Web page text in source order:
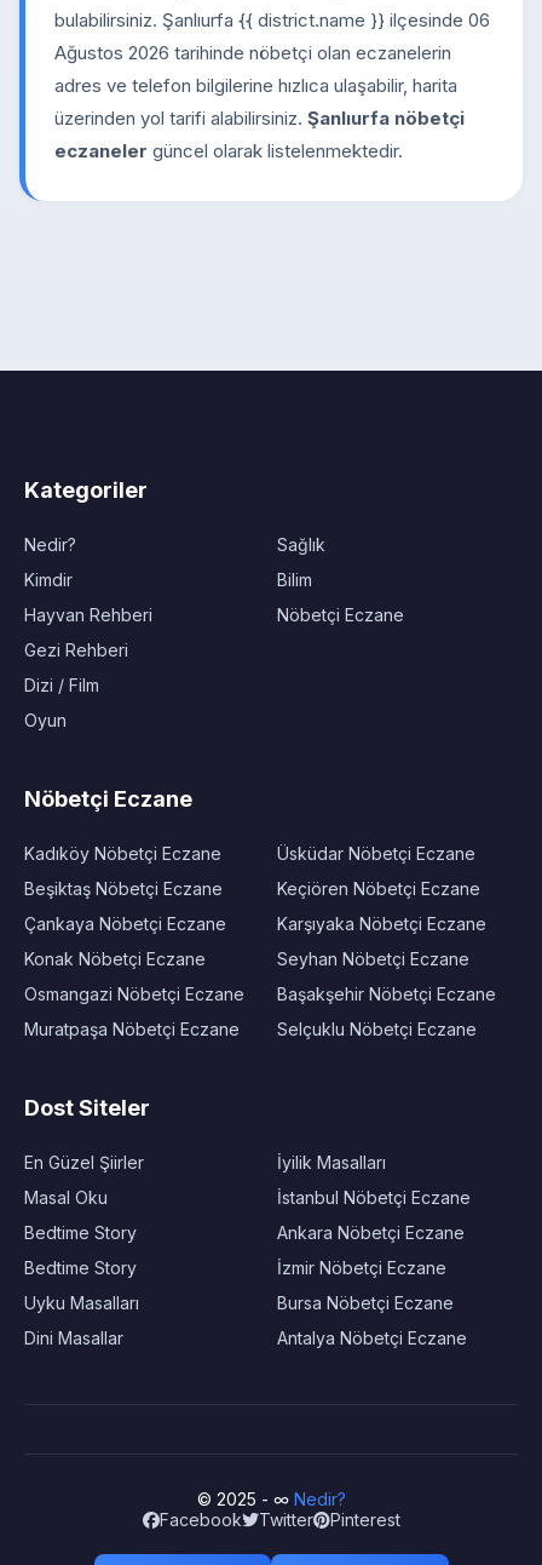
bulabilirsiniz. Şanlıurfa {{ district.name }} ilçesinde 06
Ağustos 2026 tarihinde nöbetçi olan eczanelerin
adres ve telefon bilgilerine hızlıca ulaşabilir, harita
üzerinden yol tarifi alabilirsiniz. Şanlıurfa nöbetçi
eczaneler güncel olarak listelenmektedir.
Kategoriler
Nedir?
Kimdir
Hayvan Rehberi
Gezi Rehberi
Dizi / Film
Oyun
Sağlık
Bilim
Nöbetçi Eczane
Nöbetçi Eczane
Kadıköy Nöbetçi Eczane
Beşiktaş Nöbetçi Eczane
Çankaya Nöbetçi Eczane
Konak Nöbetçi Eczane
Osmangazi Nöbetçi Eczane
Muratpaşa Nöbetçi Eczane
Üsküdar Nöbetçi Eczane
Keçiören Nöbetçi Eczane
Karşıyaka Nöbetçi Eczane
Seyhan Nöbetçi Eczane
Başakşehir Nöbetçi Eczane
Selçuklu Nöbetçi Eczane
Dost Siteler
En Güzel Şiirler
Masal Oku
Bedtime Story
Bedtime Story
Uyku Masalları
Dini Masallar
İyilik Masalları
İstanbul Nöbetçi Eczane
Ankara Nöbetçi Eczane
İzmir Nöbetçi Eczane
Bursa Nöbetçi Eczane
Antalya Nöbetçi Eczane
© 2025 - ∞ Nedir?
Facebook
Twitter Pinterest